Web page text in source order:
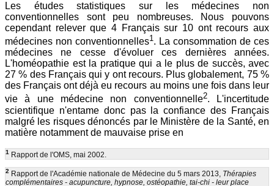
Les études statistiques sur les médecines non
conventionnelles sont peu nombreuses. Nous pouvons
cependant relever que 4 Français sur 10 ont recours aux
médecines non conventionnelles1. La consommation de ces
médecines ne cesse d'évoluer ces dernières années.
L'homéopathie est la pratique qui a le plus de succès, avec
27 % des Français qui y ont recours. Plus globalement, 75 %
des Français ont déjà eu recours au moins une fois dans leur
vie à une médecine non conventionnelle2. L'incertitude
scientifique n'entame donc pas la confiance des Français
malgré les risques dénoncés par le Ministère de la Santé, en
matière notamment de mauvaise prise en
1 Rapport de l'OMS, mai 2002.
2 Rapport de l'Académie nationale de Médecine du 5 mars 2013, Thérapies
complémentaires - acupuncture, hypnose, ostéopathie, tai-chi - leur place